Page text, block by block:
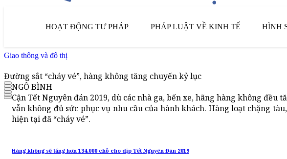
HOẠT ĐỘNG TƯ PHÁP PHÁP LUẬT VỀ KINH TẾ HÌNH
Giao thông và đô thị
Đường sắt “cháy vé”, hàng không tăng chuyến kỷ lục
NGÔ BÌNH
Cận Tết Nguyên đán 2019, dù các nhà ga, bến xe, hãng hàng không đều
vẫn không đủ sức phục vụ nhu cầu của hành khách. Hàng loạt chặng
hiện tại đã “cháy vé”.
Hàng không sẽ tăng hơn 134.000 chỗ cho dịp Tết Nguyên Đán 2019